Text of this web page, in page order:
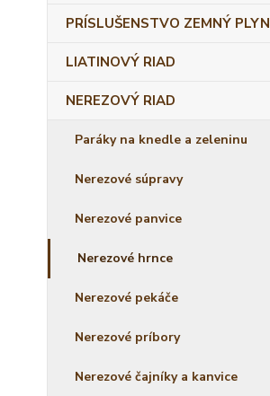
PRÍSLUŠENSTVO ZEMNÝ PLYN
LIATINOVÝ RIAD
NEREZOVÝ RIAD
Paráky na knedle a zeleninu
Nerezové súpravy
Nerezové panvice
Nerezové hrnce
Nerezové pekáče
Nerezové príbory
Nerezové čajníky a kanvice